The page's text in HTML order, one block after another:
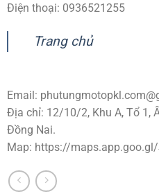
Điện thoại: 0936521255
Trang chủ
Email:
Địa chỉ: 12/10/2, Khu A, Tổ 1,
Đồng Nai.
Map: https://